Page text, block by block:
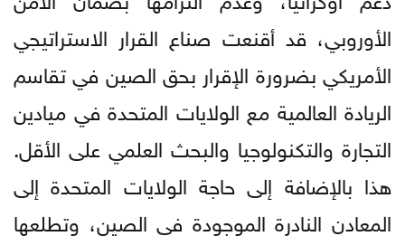
الأوروبي، قد أقنعت صناع القرار الاستراتيجي
الأمريكي بضرورة الإقرار بحق الصين في تقاسم
الريادة العالمية مع الولايات المتحدة في ميادين
التجارة والتكنولوجيا والبحث العلمي على الأقل.
هذا بالإضافة إلى حاجة الولايات المتحدة إلى
المعادن النادرة الموجودة في الصين، وتطلعها